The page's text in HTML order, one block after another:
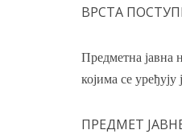
ВРСТА
Предметна јавна
којима се уређују
ПРЕДМЕТ